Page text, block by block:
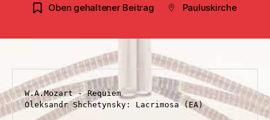
Oben gehaltener Beitrag
Beitragsort
Pauluskirche
W.A.Mozart - Requiem
Oleksandr Shchetynsky: Lacrimosa (EA)